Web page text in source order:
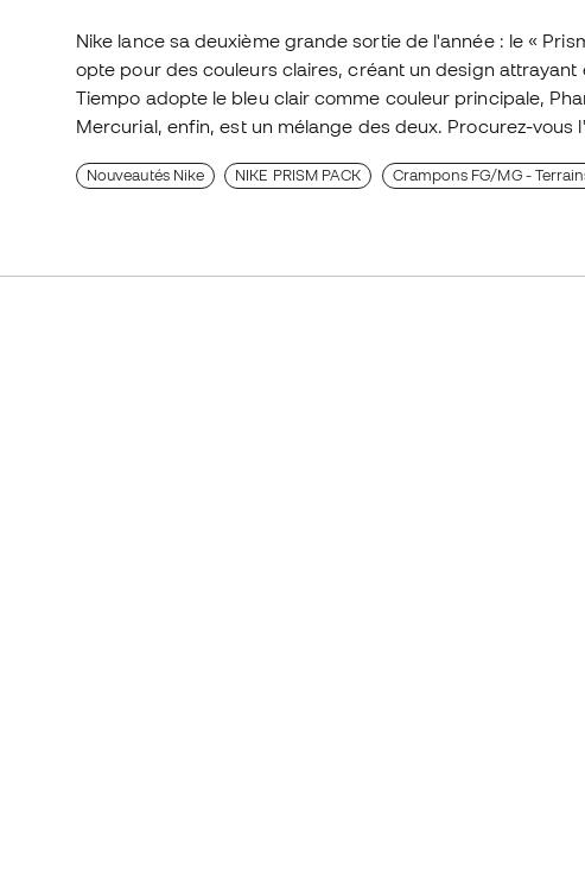
Nike lance sa deuxième grande sortie de l'année : le «
opte pour des couleurs claires, créant un design attrayant
Tiempo adopte le bleu clair comme couleur principale,
Mercurial, enfin, est un mélange des deux. Procurez-vous
Nouveautés Nike NIKE PRISM PACK Crampons FG/MG -